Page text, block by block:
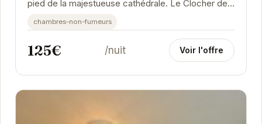
pied de la majestueuse cathédrale. Le Clocher de
la Cathédrale de Reims offre un hébergement...
chambres-non-fumeurs
125€ /nuit Voir l'offre